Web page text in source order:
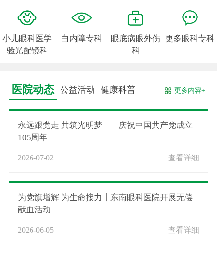
小儿眼科医学
验光配镜科
白内障专科
眼底病眼外伤
科
更多眼科专科
医院动态 公益活动 健康科普 更多内容+
永远跟党走 共筑光明梦——庆祝中国共产党成立
105周年
2026-07-02 查看详细
为党旗增辉 为生命接力丨东南眼科医院开展无偿
献血活动
2026-06-05 查看详细